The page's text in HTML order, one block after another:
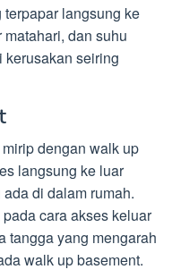
langsung ke
dan suhu
kerusakan seiring
dengan walk up
langsung ke luar
di dalam rumah.
cara akses keluar
tangga yang mengarah
walk up basement.